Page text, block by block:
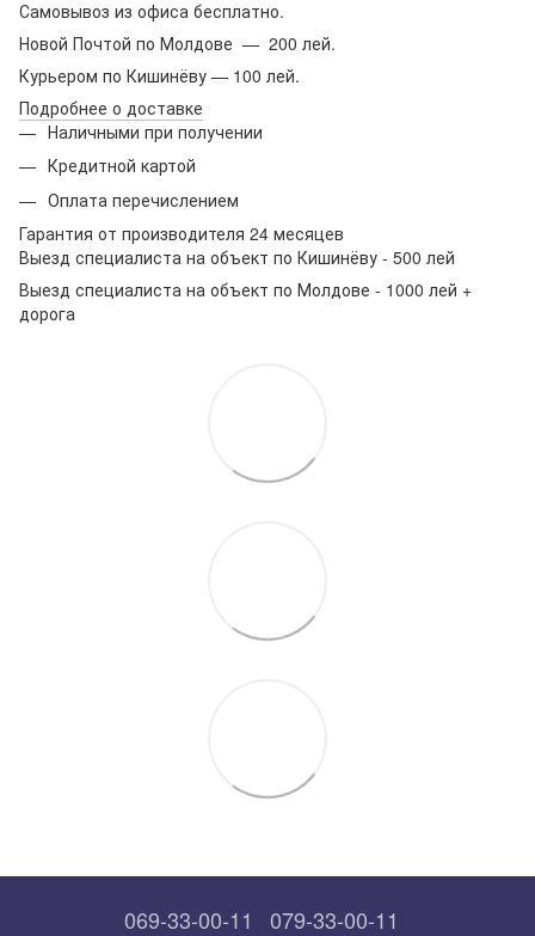
Самовывоз из офиса бесплатно.
Новой Почтой по Молдове — 200 лей.
Курьером по Кишинёву — 100 лей.
Подробнее о доставке
Наличными при получении
Кредитной картой
Оплата перечислением
Гарантия от производителя 24 месяцев
Выезд специалиста на объект по Кишинёву - 500 лей
Выезд специалиста на объект по Молдове - 1000 лей +
дорога
069-33-00-11 079-33-00-11